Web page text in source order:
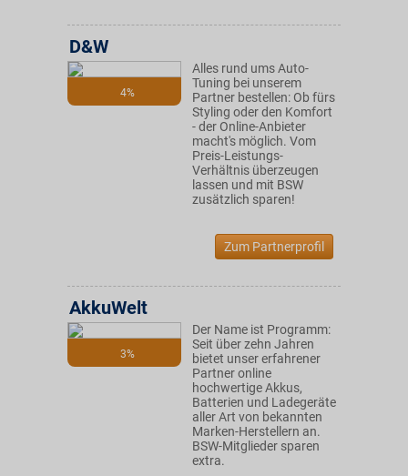
4%
D&W
Alles rund ums Auto-
Tuning bei unserem
Partner bestellen: Ob fürs
Styling oder den Komfort
- der Online-Anbieter
macht's möglich. Vom
Preis-Leistungs-
Verhältnis überzeugen
lassen und mit BSW
zusätzlich sparen!
Zum Partnerprofil
3%
AkkuWelt
Der Name ist Programm:
Seit über zehn Jahren
bietet unser erfahrener
Partner online
hochwertige Akkus,
Batterien und Ladegeräte
aller Art von bekannten
Marken-Herstellern an.
BSW-Mitglieder sparen
extra.